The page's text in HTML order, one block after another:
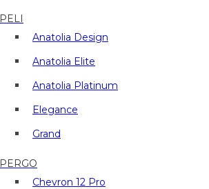
PELI
Anatolia Design
Anatolia Elite
Anatolia Platinum
Elegance
Grand
PERGO
Chevron 12 Pro